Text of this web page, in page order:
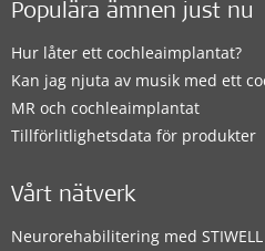
Populära ämnen just nu
Hur låter ett cochleaimplantat?
Kan jag njuta av musik med ett
MR och cochleaimplantat
Tillförlitlighetsdata för produkter
Vårt nätverk
Neurorehabilitering med STIWELL